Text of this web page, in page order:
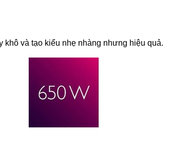
khô và tạo kiểu nhẹ nhàng nhưng hiệu quả.